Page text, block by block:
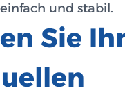
und stabil.
Sie